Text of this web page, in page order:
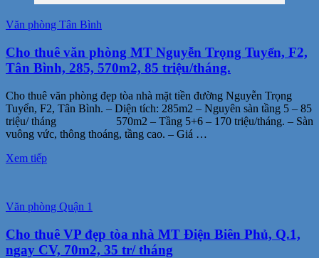
Văn phòng Tân Bình
Cho thuê văn phòng MT Nguyễn Trọng Tuyển, F2,
Tân Bình, 285, 570m2, 85 triệu/tháng.
Cho thuê văn phòng đẹp tòa nhà mặt tiền đường Nguyễn Trọng
Tuyển, F2, Tân Bình. – Diện tích: 285m2 – Nguyên sàn tầng 5 – 85
triệu/ tháng 570m2 – Tầng 5+6 – 170 triệu/tháng. – Sàn
vuông vức, thông thoáng, tầng cao. – Giá …
Xem tiếp
Văn phòng Quận 1
Cho thuê VP đẹp tòa nhà MT Điện Biên Phủ, Q.1,
ngay CV, 70m2, 35 tr/ tháng